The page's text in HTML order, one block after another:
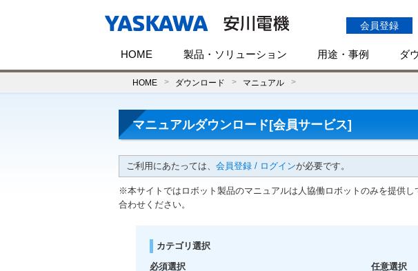
会員登録
HOME 製品・ソリューション 用途・事例 ダ
HOME ダウンロード マニュアル
マニュアルダウンロード[会員サービス]
ご利用にあたっては、 会員登録 / ログインが必要です。
※本サイトではロボット製品のマニュアルは人協働ロボットのみを提供
合わせください。
カテゴリ選択
必須選択
任意選択